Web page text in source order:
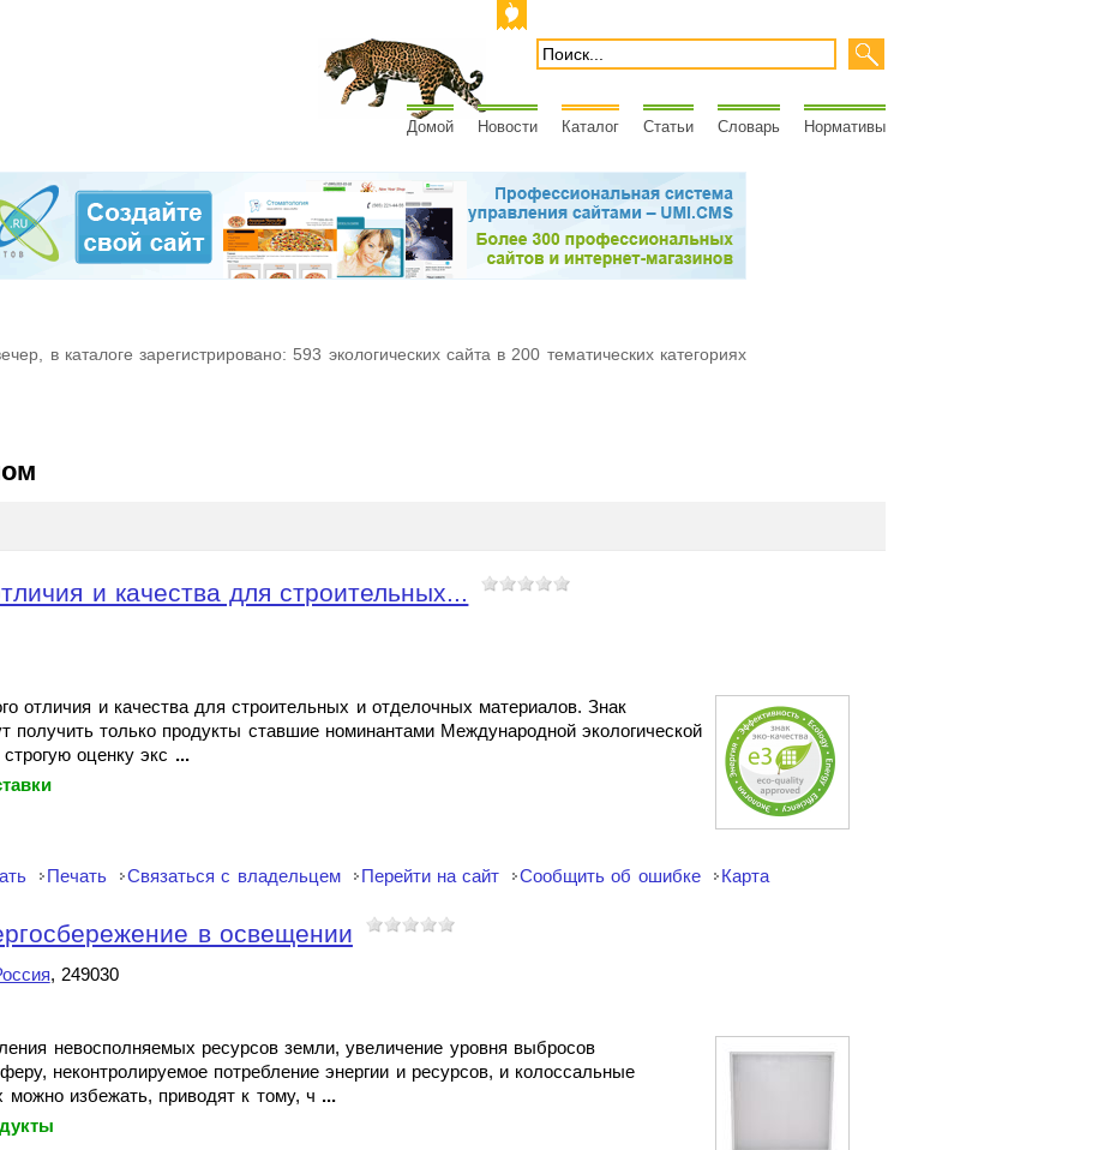
Домой Новости Каталог Статьи Словарь Нормативы
в каталоге зарегистрировано: 593 экологических сайта в 200 тематических категориях
и качества для строительных...
отличия и качества для строительных и отделочных материалов. Знак
получить только продукты ставшие номинантами Международной экологической
оценку экс ...
Печать Связаться с владельцем Перейти на сайт Сообщить об ошибке Карта
в освещении
, 249030
невосполняемых ресурсов земли, увеличение уровня выбросов
неконтролируемое потребление энергии и ресурсов, и колоссальные
можно избежать, приводят к тому, ч ...